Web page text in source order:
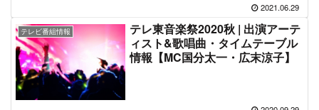
2021.06.29
テレビ番組情報
テレ東音楽祭2020秋 | 出演アーテ
ィスト&歌唱曲・タイムテーブル
情報【MC国分太一・広末涼子】